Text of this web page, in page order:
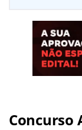
Concurso